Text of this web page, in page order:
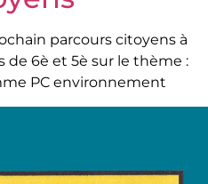
parcours citoyens à
6è et 5è sur le thème :
PC environnement